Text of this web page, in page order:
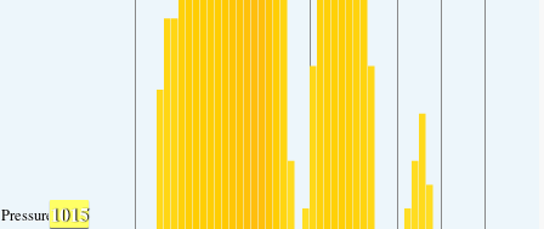
Pressure1015